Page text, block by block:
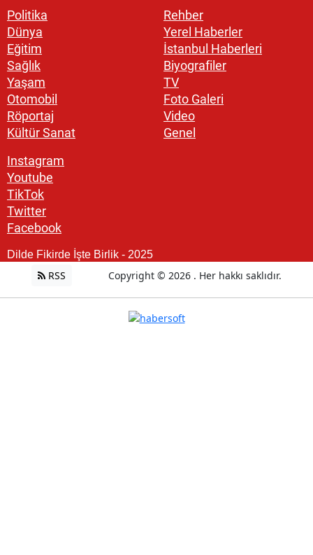
Politika
Dünya
Eğitim
Sağlık
Yaşam
Otomobil
Röportaj
Kültür Sanat
Rehber
Yerel Haberler
İstanbul Haberleri
Biyografiler
TV
Foto Galeri
Video
Genel
Instagram
Youtube
TikTok
Twitter
Facebook
Dilde Fikirde İşte Birlik - 2025
RSS Copyright © 2026 . Her hakkı saklıdır.